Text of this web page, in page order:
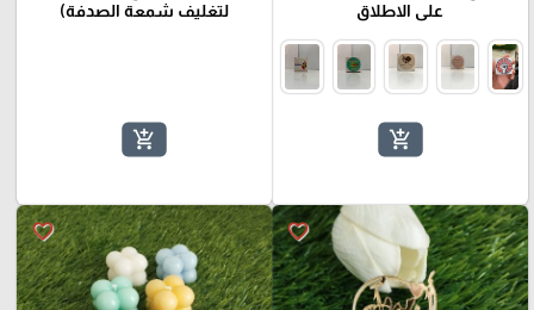
على الاطلاق
add_shopping_cart
لتغليف شمعة الصدفة)
add_shopping_cart
favorite_border
favorite_border